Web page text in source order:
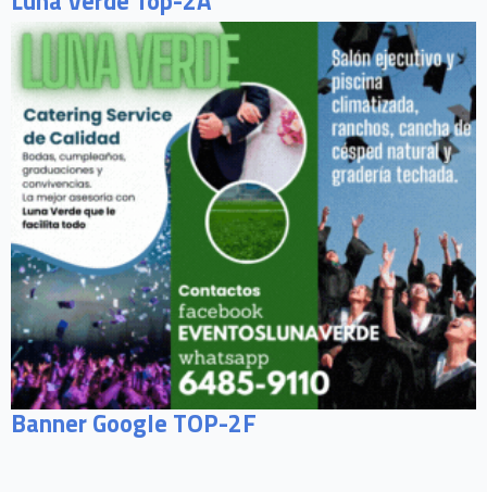
Banner Google TOP-2F